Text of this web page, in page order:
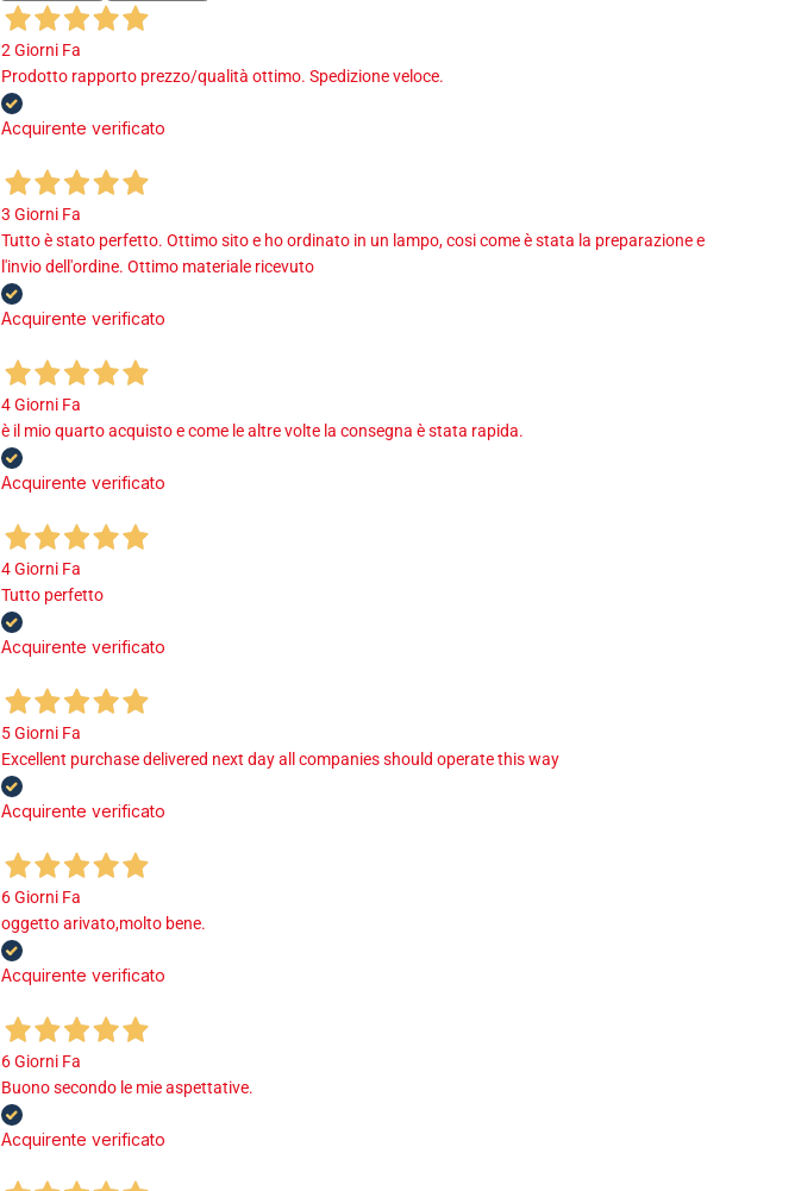
2 Giorni Fa
Prodotto rapporto prezzo/qualità ottimo. Spedizione veloce.
Acquirente verificato
3 Giorni Fa
Tutto è stato perfetto. Ottimo sito e ho ordinato in un lampo, cosi come è stata la preparazione e
l'invio dell'ordine. Ottimo materiale ricevuto
Acquirente verificato
4 Giorni Fa
è il mio quarto acquisto e come le altre volte la consegna è stata rapida.
Acquirente verificato
4 Giorni Fa
Tutto perfetto
Acquirente verificato
5 Giorni Fa
Excellent purchase delivered next day all companies should operate this way
Acquirente verificato
6 Giorni Fa
oggetto arivato,molto bene.
Acquirente verificato
6 Giorni Fa
Buono secondo le mie aspettative.
Acquirente verificato